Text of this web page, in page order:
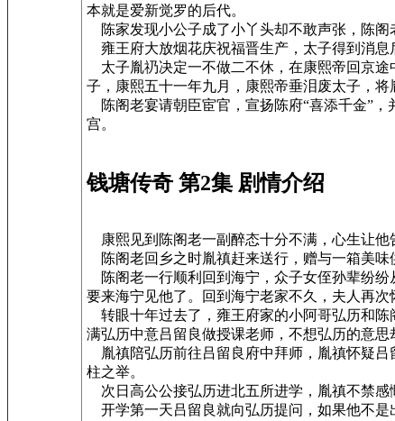
本就是爱新觉罗的后代。
陈家发现小公子成了小丫头却不敢声张，陈阁
雍王府大放烟花庆祝福晋生产，太子得到消息
太子胤礽决定一不做二不休，在康熙帝回京途
子，康熙五十一年九月，康熙帝垂泪废太子，
陈阁老宴请朝臣宦官，宣扬陈府“喜添千金”，
宫。
钱塘传奇 第2集 剧情介绍
康熙见到陈阁老一副醉态十分不满，心生让他
陈阁老回乡之时胤禛赶来送行，赠与一箱美味
陈阁老一行顺利回到海宁，众子女侄孙辈纷纷
要来海宁见他了。回到海宁老家不久，夫人再次
转眼十年过去了，雍王府家的小阿哥弘历和陈
满弘历中意吕留良做授课老师，不想弘历的意思
胤禛陪弘历前往吕留良府中拜师，胤禛怀疑吕
柱之举。
次日高公公接弘历进北五所进学，胤禛不禁感
开学第一天吕留良就向弘历提问，如果他不是